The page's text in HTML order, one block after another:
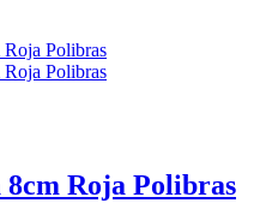
Roja Polibras